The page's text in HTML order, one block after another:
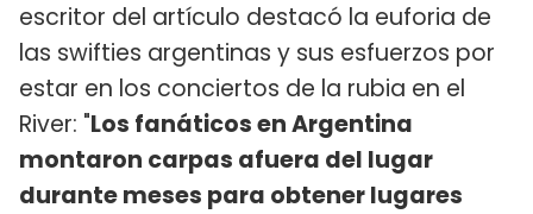
escritor del artículo destacó la euforia de
las swifties argentinas y sus esfuerzos por
estar en los conciertos de la rubia en el
River: "Los fanáticos en Argentina
montaron carpas afuera del lugar
durante meses para obtener lugares